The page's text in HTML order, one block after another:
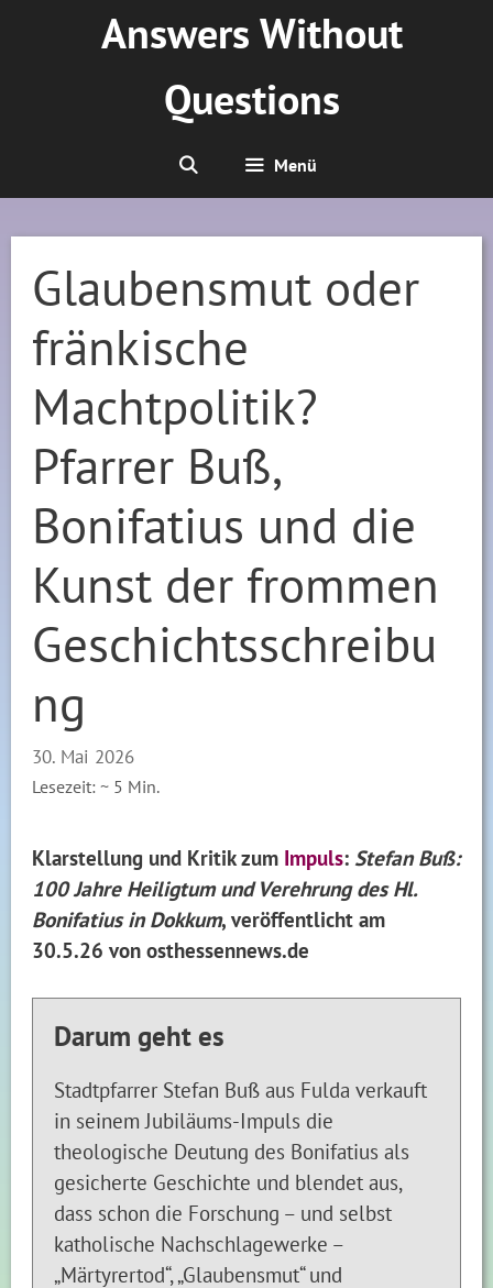
Answers Without
Questions
Menü
Glaubensmut oder
fränkische
Machtpolitik?
Pfarrer Buß,
Bonifatius und die
Kunst der frommen
Geschichtsschreibu
ng
30. Mai 2026
Lesezeit: ~ 5 Min.
Klarstellung und Kritik zum Impuls: Stefan Buß:
100 Jahre Heiligtum und Verehrung des Hl.
Bonifatius in Dokkum, veröffentlicht am
30.5.26 von osthessennews.de
Darum geht es
Stadtpfarrer Stefan Buß aus Fulda verkauft
in seinem Jubiläums-Impuls die
theologische Deutung des Bonifatius als
gesicherte Geschichte und blendet aus,
dass schon die Forschung – und selbst
katholische Nachschlagewerke –
„Märtyrertod“, „Glaubensmut“ und